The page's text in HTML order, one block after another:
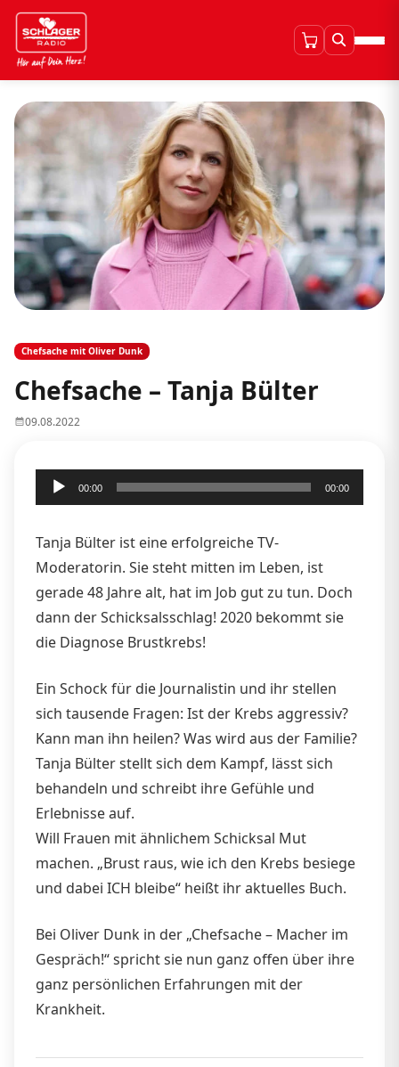
Chefsache mit Oliver Dunk
Chefsache – Tanja Bülter
09.08.2022
Audio-
Player
00:00 00:00
Tanja Bülter ist eine erfolgreiche TV-
Moderatorin. Sie steht mitten im Leben, ist
gerade 48 Jahre alt, hat im Job gut zu tun. Doch
dann der Schicksalsschlag! 2020 bekommt sie
die Diagnose Brustkrebs!
Ein Schock für die Journalistin und ihr stellen
sich tausende Fragen: Ist der Krebs aggressiv?
Kann man ihn heilen? Was wird aus der Familie?
Tanja Bülter stellt sich dem Kampf, lässt sich
behandeln und schreibt ihre Gefühle und
Erlebnisse auf.
Will Frauen mit ähnlichem Schicksal Mut
machen. „Brust raus, wie ich den Krebs besiege
und dabei ICH bleibe“ heißt ihr aktuelles Buch.
Bei Oliver Dunk in der „Chefsache – Macher im
Gespräch!“ spricht sie nun ganz offen über ihre
ganz persönlichen Erfahrungen mit der
Krankheit.